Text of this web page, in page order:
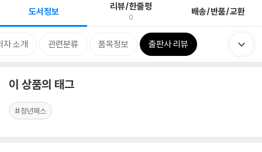
도서정보 리뷰/한줄평
0 배송/반품/교환
자 소개 관련분류 품목정보 출판사 리뷰
이 상품의 태그
#청년패스